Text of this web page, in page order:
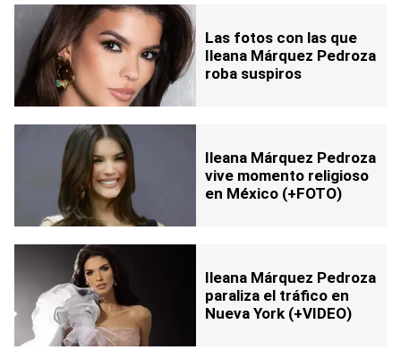
Las fotos con las que
Ileana Márquez Pedroza
roba suspiros
Ileana Márquez Pedroza
vive momento religioso
en México (+FOTO)
Ileana Márquez Pedroza
paraliza el tráfico en
Nueva York (+VIDEO)